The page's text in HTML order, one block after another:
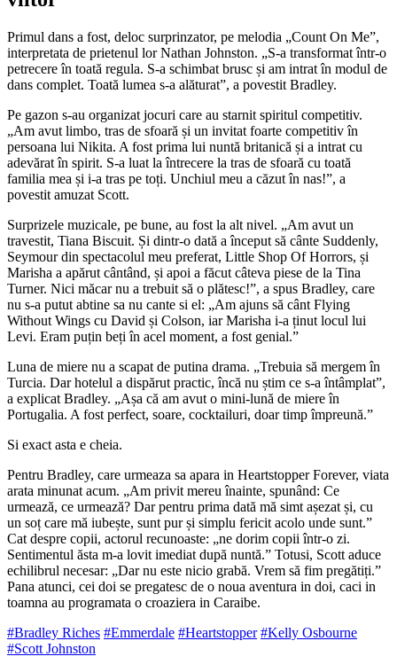
Primul dans a fost, deloc surprinzator, pe melodia „Count On Me”,
interpretata de prietenul lor Nathan Johnston. „S-a transformat într-o
petrecere în toată regula. S-a schimbat brusc și am intrat în modul de
dans complet. Toată lumea s-a alăturat”, a povestit Bradley.
Pe gazon s-au organizat jocuri care au starnit spiritul competitiv.
„Am avut limbo, tras de sfoară și un invitat foarte competitiv în
persoana lui Nikita. A fost prima lui nuntă britanică și a intrat cu
adevărat în spirit. S-a luat la întrecere la tras de sfoară cu toată
familia mea și i-a tras pe toți. Unchiul meu a căzut în nas!”, a
povestit amuzat Scott.
Surprizele muzicale, pe bune, au fost la alt nivel. „Am avut un
travestit, Tiana Biscuit. Și dintr-o dată a început să cânte Suddenly,
Seymour din spectacolul meu preferat, Little Shop Of Horrors, și
Marisha a apărut cântând, și apoi a făcut câteva piese de la Tina
Turner. Nici măcar nu a trebuit să o plătesc!”, a spus Bradley, care
nu s-a putut abtine sa nu cante si el: „Am ajuns să cânt Flying
Without Wings cu David și Colson, iar Marisha i-a ținut locul lui
Levi. Eram puțin beți în acel moment, a fost genial.”
Luna de miere nu a scapat de putina drama. „Trebuia să mergem în
Turcia. Dar hotelul a dispărut practic, încă nu știm ce s-a întâmplat”,
a explicat Bradley. „Așa că am avut o mini-lună de miere în
Portugalia. A fost perfect, soare, cocktailuri, doar timp împreună.”
Si exact asta e cheia.
Pentru Bradley, care urmeaza sa apara in Heartstopper Forever, viata
arata minunat acum. „Am privit mereu înainte, spunând: Ce
urmează, ce urmează? Dar pentru prima dată mă simt așezat și, cu
un soț care mă iubește, sunt pur și simplu fericit acolo unde sunt.”
Cat despre copii, actorul recunoaste: „ne dorim copii într-o zi.
Sentimentul ăsta m-a lovit imediat după nuntă.” Totusi, Scott aduce
echilibrul necesar: „Dar nu este nicio grabă. Vrem să fim pregătiți.”
Pana atunci, cei doi se pregatesc de o noua aventura in doi, caci in
toamna au programata o croaziera in Caraibe.
#Bradley Riches #Emmerdale #Heartstopper #Kelly Osbourne
#Scott Johnston